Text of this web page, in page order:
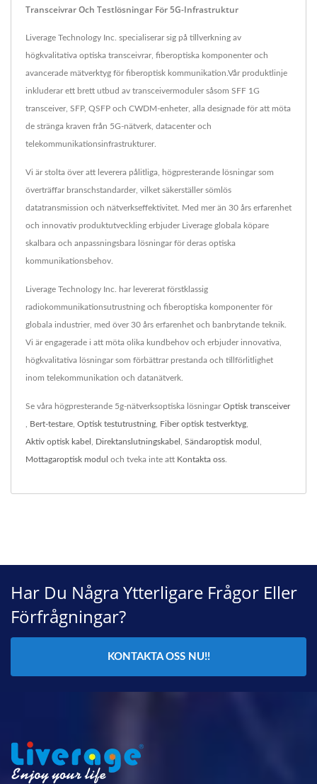
Transceivrar Och Testlösningar För 5G-Infrastruktur
Liverage Technology Inc. specialiserar sig på tillverkning av
högkvalitativa optiska transceivrar, fiberoptiska komponenter och
avancerade mätverktyg för fiberoptisk kommunikation.Vår produktlinje
inkluderar ett brett utbud av transceivermoduler såsom SFF 1G
transceiver, SFP, QSFP och CWDM-enheter, alla designade för att möta
de stränga kraven från 5G-nätverk, datacenter och
telekommunikationsinfrastrukturer.
Vi är stolta över att leverera pålitliga, högpresterande lösningar som
överträffar branschstandarder, vilket säkerställer sömlös
datatransmission och nätverkseffektivitet. Med mer än 30 års erfarenhet
och innovativ produktutveckling erbjuder Liverage globala köpare
skalbara och anpassningsbara lösningar för deras optiska
kommunikationsbehov.
Liverage Technology Inc. har levererat förstklassig
radiokommunikationsutrustning och fiberoptiska komponenter för
globala industrier, med över 30 års erfarenhet och banbrytande teknik.
Vi är engagerade i att möta olika kundbehov och erbjuder innovativa,
högkvalitativa lösningar som förbättrar prestanda och tillförlitlighet
inom telekommunikation och datanätverk.
Se våra högpresterande 5g-nätverksoptiska lösningarOptisk transceiver
, Bert-testare, Optisk testutrustning, Fiber optisk testverktyg,
Aktiv optisk kabel , Direktanslutningskabel , Sändaroptisk modul ,
Mottagaroptisk modul och tveka inte att Kontakta oss.
Har Du Några Ytterligare Frågor Eller
Förfrågningar?
KONTAKTA OSS NU!!